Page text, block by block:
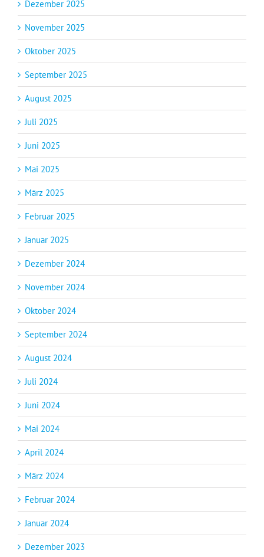
Dezember 2025
November 2025
Oktober 2025
September 2025
August 2025
Juli 2025
Juni 2025
Mai 2025
März 2025
Februar 2025
Januar 2025
Dezember 2024
November 2024
Oktober 2024
September 2024
August 2024
Juli 2024
Juni 2024
Mai 2024
April 2024
März 2024
Februar 2024
Januar 2024
Dezember 2023